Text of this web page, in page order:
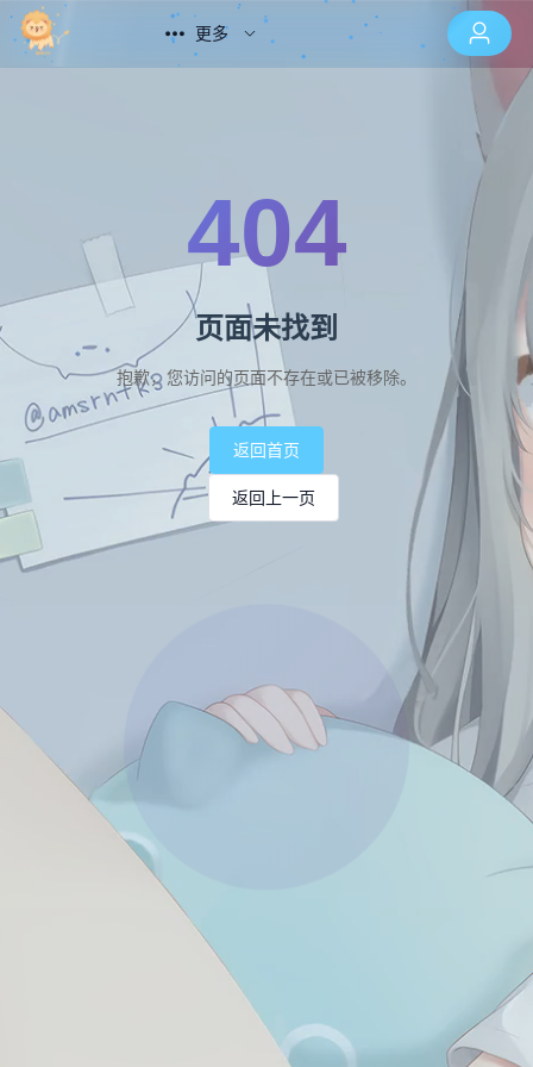
更多
404
页面未找到
抱歉，您访问的页面不存在或已被移除。
返回首页
返回上一页